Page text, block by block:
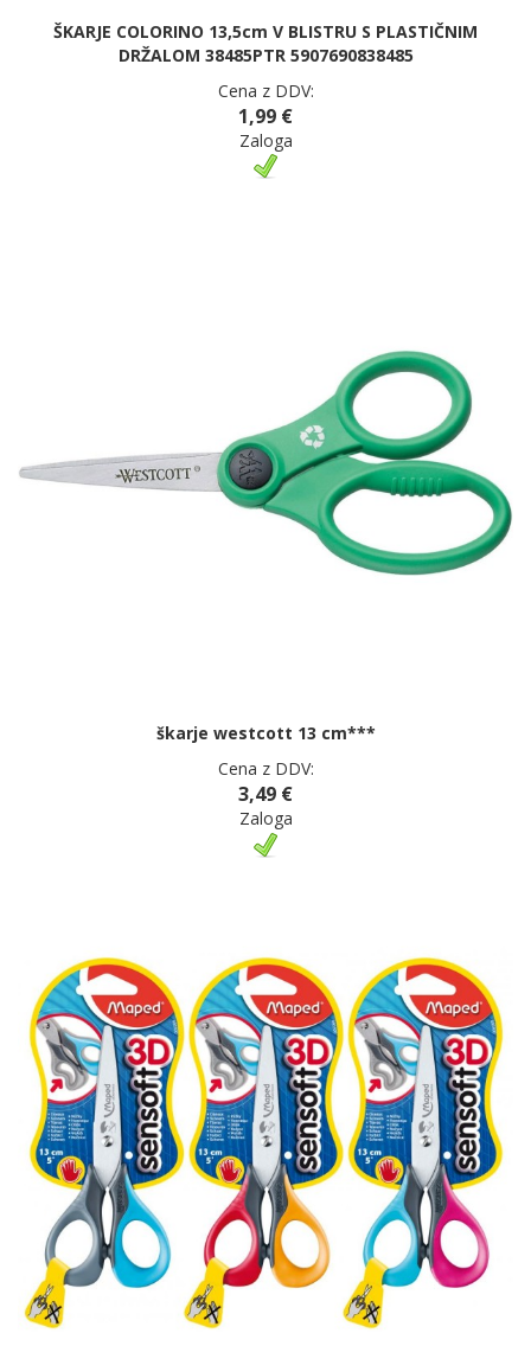
ŠKARJE COLORINO 13,5cm V BLISTRU S PLASTIČNIM
DRŽALOM 38485PTR 5907690838485
Cena z DDV:
1,99 €
Zaloga
škarje westcott 13 cm***
Cena z DDV:
3,49 €
Zaloga